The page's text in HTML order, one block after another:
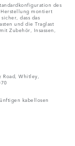
des
montiert
dass das
und die Traglast
Zubehör, Insassen,
Road, Whitley,
kabellosen